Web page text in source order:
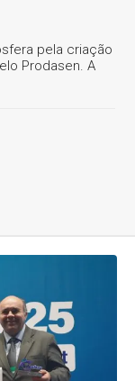
pela criação
Prodasen. A